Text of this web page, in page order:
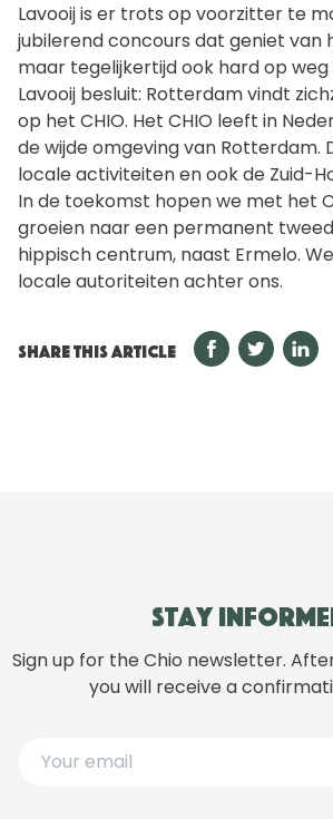
Lavooij is er trots op voorzitter te
jubilerend concours dat geniet van
maar tegelijkertijd ook hard op weg
Lavooij besluit: Rotterdam vindt
op het CHIO. Het CHIO leeft in
de wijde omgeving van Rotterdam.
locale activiteiten en ook de Zuid-
In de toekomst hopen we met het
groeien naar een permanent
hippisch centrum, naast Ermelo.
locale autoriteiten achter ons.
SHARE THIS ARTICLE
Stay
Sign up for the Chio newsletter.
you will receive a